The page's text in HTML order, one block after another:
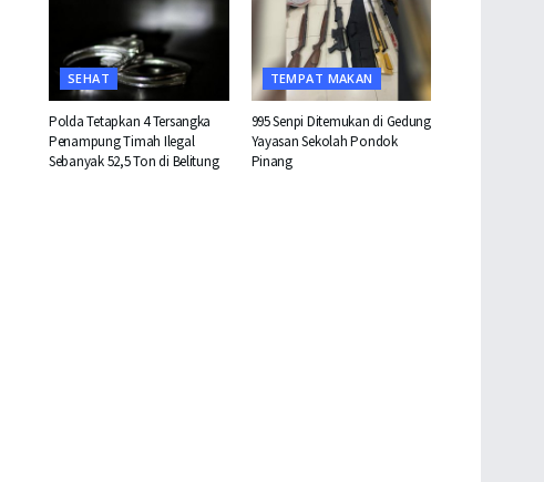
SEHAT
Polda Tetapkan 4 Tersangka
Penampung Timah Ilegal
Sebanyak 52,5 Ton di Belitung
TEMPAT MAKAN
995 Senpi Ditemukan di Gedung
Yayasan Sekolah Pondok
Pinang